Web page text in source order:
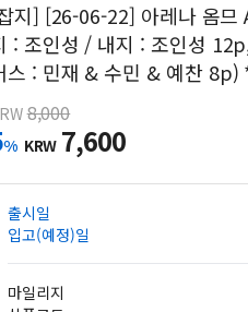
지] [26-06-22] 아레나 옴므
: 조인성 / 내지 : 조인성
스 : 민재 & 수민 & 예찬 8p)
8,000
% KRW 7,600
출시일
입고(예정)일
마일리지